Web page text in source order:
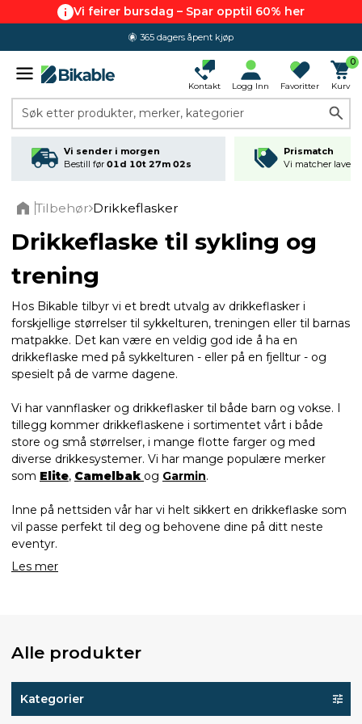
Vi feirer bursdag – Spar opptil 60% her
365 dagers åpent kjøp
Kontakt Logg Inn Favoritter
0
Kurv
Søk etter produkter, merker, kategorier
Vi sender i morgen
Bestill før 01d 10t 27m 01s
Prismatch
Vi matcher
Tilbehør Drikkeflasker
Drikkeflaske til sykling og
trening
Hos Bikable tilbyr vi et bredt utvalg av drikkeflasker i
forskjellige størrelser til sykkelturen, treningen eller til barnas
matpakke. Det kan være en veldig god ide å ha en
drikkeflaske med på sykkelturen - eller på en fjelltur - og
spesielt på de varme dagene.
Vi har vannflasker og drikkeflasker til både barn og vokse. I
tillegg kommer drikkeflaskene i sortimentet vårt i både
store og små størrelser, i mange flotte farger og med
diverse drikkesystemer. Vi har mange populære merker
som Elite, Camelbak og Garmin.
Inne på nettsiden vår har vi helt sikkert en drikkeflaske som
vil passe perfekt til deg og behovene dine på ditt neste
eventyr.
Les mer
Alle produkter
Kategorier